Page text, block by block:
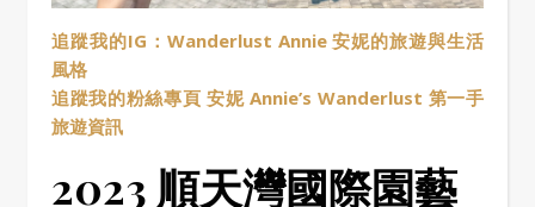
追蹤我的IG：Wanderlust Annie 安妮的旅遊與生活
風格
追蹤我的粉絲專頁 安妮 Annie’s Wanderlust 第一手
旅遊資訊
2023 順天灣國際園藝